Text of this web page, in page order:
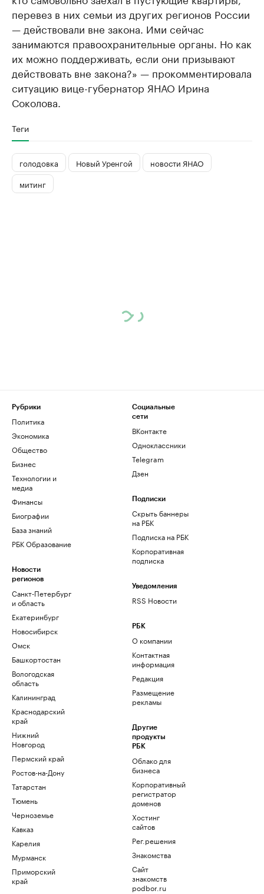
перевез в них семьи из других регионов России
— действовали вне закона. Ими сейчас
занимаются правоохранительные органы. Но как
их можно поддерживать, если они призывают
действовать вне закона?» — прокомментировала
ситуацию вице-губернатор ЯНАО Ирина
Соколова.
Теги
голодовка Новый Уренгой
новости ЯНАО
митинг
Рубрики
Политика
Экономика
Общество
Бизнес
Технологии и
медиа
Финансы
Биографии
База знаний
РБК Образование
Новости
регионов
Санкт-Петербург
и область
Екатеринбург
Новосибирск
Омск
Башкортостан
Вологодская
область
Калининград
Краснодарский
край
Нижний
Новгород
Пермский край
Ростов-на-Дону
Татарстан
Тюмень
Черноземье
Кавказ
Карелия
Мурманск
Приморский
край
Социальные
сети
ВКонтакте
Одноклассники
Telegram
Дзен
Подписки
Скрыть баннеры
на РБК
Подписка на РБК
Корпоративная
подписка
Уведомления
RSS Новости
РБК
О компании
Контактная
информация
Редакция
Размещение
рекламы
Другие
продукты
РБК
Облако для
бизнеса
Корпоративный
регистратор
доменов
Хостинг
сайтов
Рег.решения
Знакомства
Сайт
знакомств
podbor.ru